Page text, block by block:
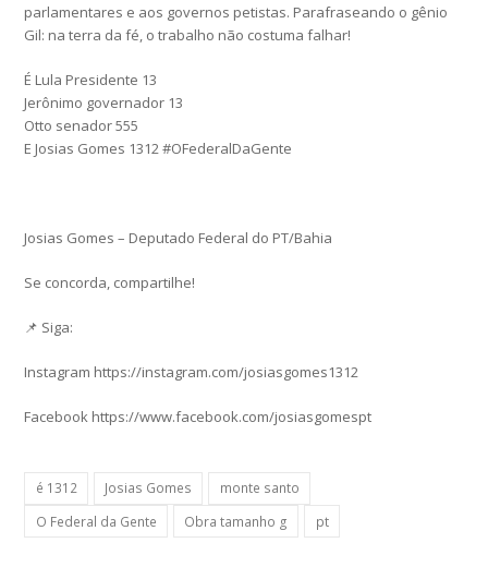
parlamentares e aos governos petistas. Parafraseando o gênio
Gil: na terra da fé, o trabalho não costuma falhar!
É Lula Presidente 13
Jerônimo governador 13
Otto senador 555
E Josias Gomes 1312 #OFederalDaGente
Josias Gomes – Deputado Federal do PT/Bahia
Se concorda, compartilhe!
📌 Siga:
Instagram https://instagram.com/josiasgomes1312
Facebook https://www.facebook.com/josiasgomespt
é 1312 Josias Gomes
monte santo
O Federal da Gente
Obra tamanho g pt